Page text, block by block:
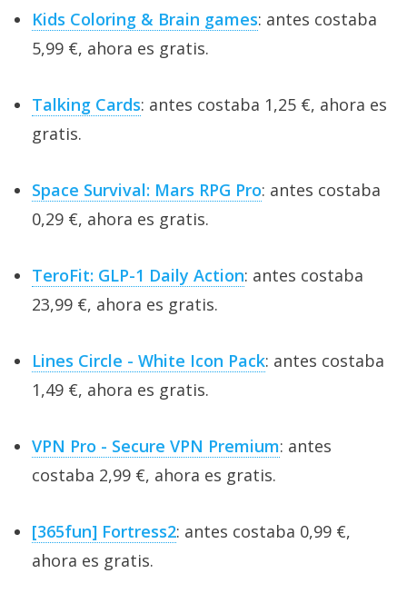
Kids Coloring & Brain games: antes costaba
5,99 €, ahora es gratis.
Talking Cards: antes costaba 1,25 €, ahora es
gratis.
Space Survival: Mars RPG Pro: antes costaba
0,29 €, ahora es gratis.
TeroFit: GLP-1 Daily Action: antes costaba
23,99 €, ahora es gratis.
Lines Circle - White Icon Pack: antes costaba
1,49 €, ahora es gratis.
VPN Pro - Secure VPN Premium: antes
costaba 2,99 €, ahora es gratis.
[365fun] Fortress2: antes costaba 0,99 €,
ahora es gratis.